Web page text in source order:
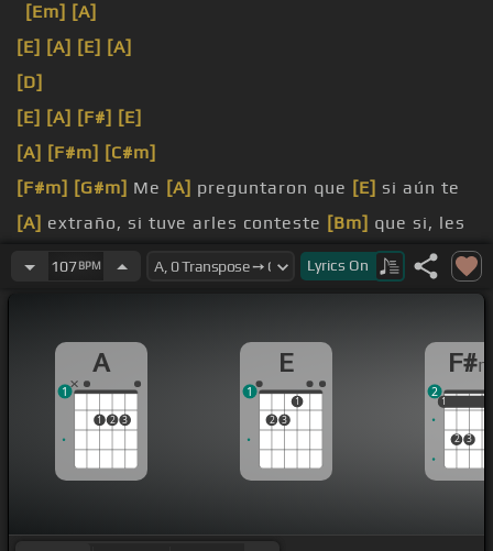
[Em] [A]
[E] [A] [E] [A]
[D]
[E] [A] [F#] [E]
[A] [F#m] [C#m]
[F#m] [G#m] Me [A] preguntaron que [E] si aún te
[A] extraño, si tuve arles conteste [Bm] que si, les
dije que tu
acostumbro a[A]
aconsejan que vaya a buscarte y honestamente
pedirte[Bm]perdón, no saben que para eso [E]ya
107BPM Lyrics On
A
1 2 3
1
E
2 3
1
1
F#
1
2 3
1
2